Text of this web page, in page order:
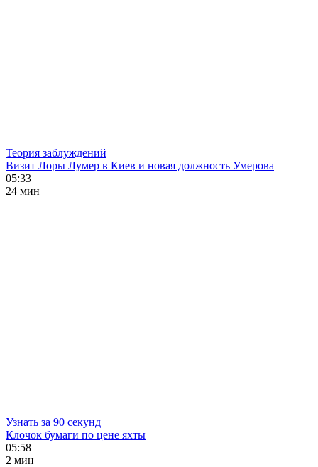
Теория заблуждений
Визит Лоры Лумер в Киев и новая должность Умерова
05:33
24 мин
Узнать за 90 секунд
Клочок бумаги по цене яхты
05:58
2 мин